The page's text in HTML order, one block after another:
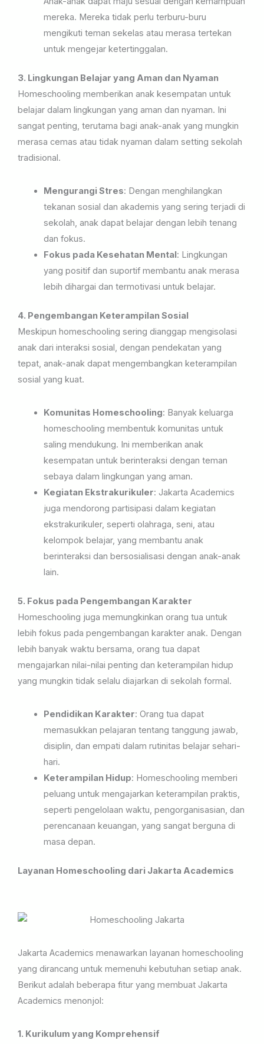
mereka. Mereka tidak perlu terburu-buru
mengikuti teman sekelas atau merasa tertekan
untuk mengejar ketertinggalan.
3. Lingkungan Belajar yang Aman dan Nyaman
Homeschooling memberikan anak kesempatan untuk
belajar dalam lingkungan yang aman dan nyaman. Ini
sangat penting, terutama bagi anak-anak yang mungkin
merasa cemas atau tidak nyaman dalam setting sekolah
tradisional.
Mengurangi Stres: Dengan menghilangkan
tekanan sosial dan akademis yang sering terjadi di
sekolah, anak dapat belajar dengan lebih tenang
dan fokus.
Fokus pada Kesehatan Mental: Lingkungan
yang positif dan suportif membantu anak merasa
lebih dihargai dan termotivasi untuk belajar.
4. Pengembangan Keterampilan Sosial
Meskipun homeschooling sering dianggap mengisolasi
anak dari interaksi sosial, dengan pendekatan yang
tepat, anak-anak dapat mengembangkan keterampilan
sosial yang kuat.
Komunitas Homeschooling: Banyak keluarga
homeschooling membentuk komunitas untuk
saling mendukung. Ini memberikan anak
kesempatan untuk berinteraksi dengan teman
sebaya dalam lingkungan yang aman.
Kegiatan Ekstrakurikuler: Jakarta Academics
juga mendorong partisipasi dalam kegiatan
ekstrakurikuler, seperti olahraga, seni, atau
kelompok belajar, yang membantu anak
berinteraksi dan bersosialisasi dengan anak-anak
lain.
5. Fokus pada Pengembangan Karakter
Homeschooling juga memungkinkan orang tua untuk
lebih fokus pada pengembangan karakter anak. Dengan
lebih banyak waktu bersama, orang tua dapat
mengajarkan nilai-nilai penting dan keterampilan hidup
yang mungkin tidak selalu diajarkan di sekolah formal.
Pendidikan Karakter: Orang tua dapat
memasukkan pelajaran tentang tanggung jawab,
disiplin, dan empati dalam rutinitas belajar sehari-
hari.
Keterampilan Hidup: Homeschooling memberi
peluang untuk mengajarkan keterampilan praktis,
seperti pengelolaan waktu, pengorganisasian, dan
perencanaan keuangan, yang sangat berguna di
masa depan.
Layanan Homeschooling dari Jakarta Academics
Jakarta Academics menawarkan layanan homeschooling
yang dirancang untuk memenuhi kebutuhan setiap anak.
Berikut adalah beberapa fitur yang membuat Jakarta
Academics menonjol:
1. Kurikulum yang Komprehensif